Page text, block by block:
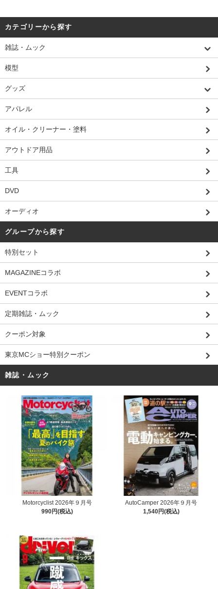
カテゴリーから探す
雑誌・ムック
模型
グッズ
アパレル
オイル・クリーナー・塗料
アウトドア用品
工具
DVD
オーディオ
グループから探す
特別セット
MAGAZINEコラボ
EVENTコラボ
定期雑誌・ムック
クーポン対象
東京MCショー特別クーポン
雑誌・ムック
Motorcyclist 2026年９月号
990円(税込)
AutoCamper 2026年９月号
1,540円(税込)